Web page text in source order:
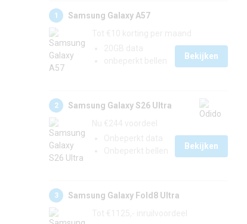
1
Samsung Galaxy A57
Bekijken
2
Samsung Galaxy S26 Ultra
Bekijken
3
Samsung Galaxy Fold8 Ultra